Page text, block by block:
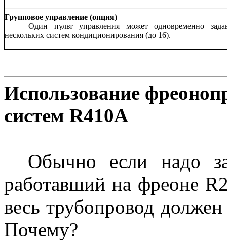
Групповое управление (опция)
Один пульт управления может одновременно
нескольких систем кондиционирования (до 16).
Использование
систем R410A
Обычно если надо
работавший на фреоне
весь трубопровод
Почему?